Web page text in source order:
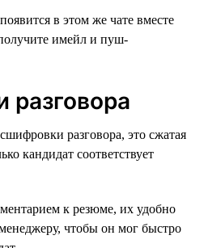
в этом же чате вместе
имейл и пуш-
разговора
разговора, это сжатая
кандидат соответствует
к резюме, их удобно
чтобы он мог быстро